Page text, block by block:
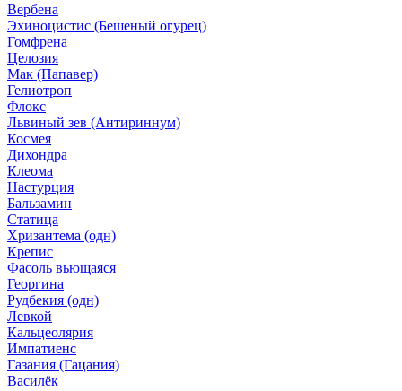
Вербена
Эхиноцистис (Бешеный огурец)
Гомфрена
Целозия
Мак (Папавер)
Гелиотроп
Флокс
Львиный зев (Антириннум)
Космея
Дихондра
Клеома
Настурция
Бальзамин
Статица
Хризантема (одн)
Крепис
Фасоль вьющаяся
Георгина
Рудбекия (одн)
Левкой
Кальцеолярия
Импатиенс
Газания (Гацания)
Василёк